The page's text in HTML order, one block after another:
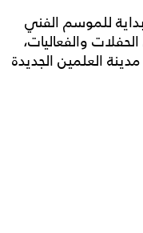
للموسم الفني
والفعاليات،
العلمين الجديدة